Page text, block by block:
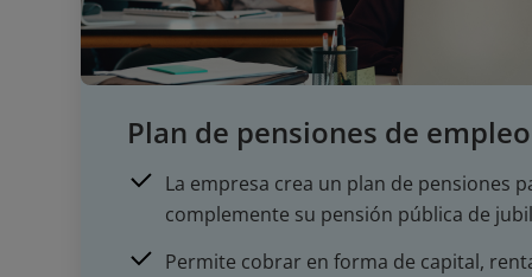
Plan de pensiones de empleo
La empresa crea un plan de pensiones
complemente su pensión pública de
Permite cobrar en forma de capital,